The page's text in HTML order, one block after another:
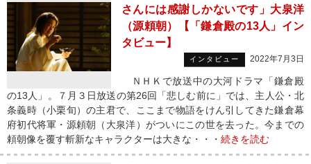
さんには感謝しかないです」大泉洋
（源頼朝）【「鎌倉殿の13人」イン
タビュー】
インタビュー 2022年7月3日
ＮＨＫで放送中の大河ドラマ「鎌倉殿
の13人」。７月３日放送の第26回「悲しむ前に」では、主人公・北
条義時（小栗旬）の主君で、ここまで物語をけん引してきた鎌倉幕
府初代将軍・源頼朝（大泉洋）がついにこの世を去った。今までの
頼朝像を覆す斬新なキャラクターは大きな・・・ 続きを読む